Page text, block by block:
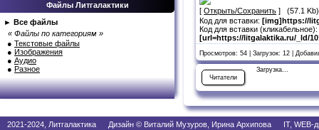
Файлы Литгалактики
► Все файлы
« Файлы по категориям »
● Текстовые файлы
● Изображения
● Аудио
● Разное
[Открыть/Сохранить ] (57.1 Kb)
Код для вставки: [img]https://
Код для вставки (кликабельное):
[url=https://litgalaktika.ru/_ld/
Просмотров: 54 | Загрузок: 12 |
Читатели
Загрузка...
2021-2024, Литгалактика Дизайн © Виталий Музуров, Ирина Архипова IT, WEB-